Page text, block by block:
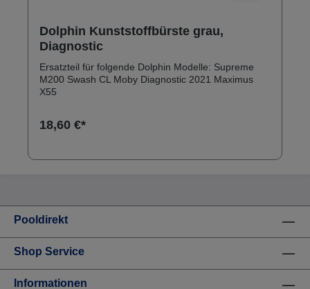
Dolphin Kunststoffbürste grau,
Diagnostic
Ersatzteil für folgende Dolphin Modelle: Supreme
M200 Swash CL Moby Diagnostic 2021 Maximus
X55
18,60 €*
Pooldirekt
Shop Service
Informationen